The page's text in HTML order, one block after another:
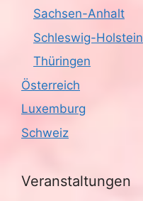
Sachsen-Anhalt
Schleswig-Holstein
Thüringen
Österreich
Luxemburg
Schweiz
Veranstaltungen